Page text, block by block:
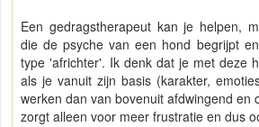
Een gedragstherapeut kan je helpen,
die de psyche van een hond begrijpt
type 'africhter'. Ik denk dat je met deze
als je vanuit zijn basis (karakter,
werken dan van bovenuit afdwingend en
zorgt alleen voor meer frustratie en dus